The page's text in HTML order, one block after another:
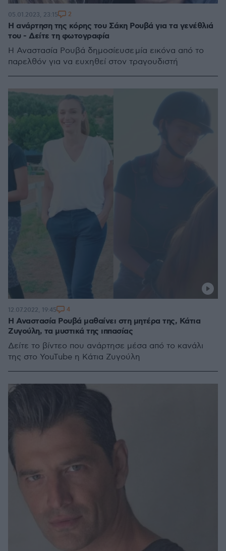
Η ανάρτηση της κόρης του Σάκη Ρουβά για τα γενέθλιά
του - Δείτε τη φωτογραφία
Η Αναστασία Ρουβά δημοσίευσε μία εικόνα από το
παρελθόν για να ευχηθεί στον τραγουδιστή
05.01.2023, 23:15 2
Η Αναστασία Ρουβά μαθαίνει στη μητέρα της, Κάτια
Ζυγούλη, τα μυστικά της ιππασίας
Δείτε το βίντεο που ανάρτησε μέσα από το κανάλι
της στο YouTube η Κάτια Ζυγούλη
12.07.2022, 19:45 4